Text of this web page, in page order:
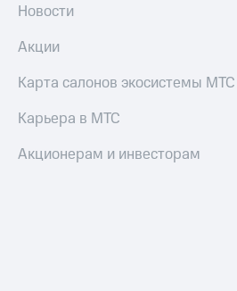
Новости
Акции
Карта салонов экосистемы МТС
Карьера в МТС
Акционерам и инвесторам